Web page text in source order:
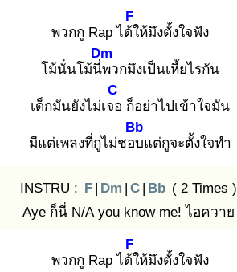
พวกกู Rap ได้ใ
F
ห้มึงตั้งใจฟัง
โม้นั่นโม้นี่พ
Dm
วกมึงเป็นเหี้ยไรกัน
เด็กมันยังไม่เจอ
C
ก็อย่าไปเข้าใจมัน
มีแต่เพลงที่กูไม่ชอบ
Bb
แต่กูจะตั้งใจทำ
INSTRU : F | Dm | C | Bb ( 2 Times )
Aye ก็นี่ N/A you know me! ไอควาย
พวกกู Rap ได้ใ
F
ห้มึงตั้งใจฟัง